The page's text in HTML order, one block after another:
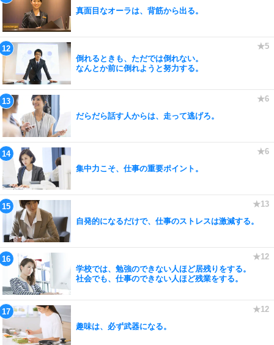
真面目なオーラは、背筋から出る。
倒れるときも、ただでは倒れない。
なんとか前に倒れようと努力する。
だらだら話す人からは、走って逃げろ。
集中力こそ、仕事の重要ポイント。
自発的になるだけで、仕事のストレスは激減する。
学校では、勉強のできない人ほど居残りをする。
社会でも、仕事のできない人ほど残業をする。
趣味は、必ず武器になる。